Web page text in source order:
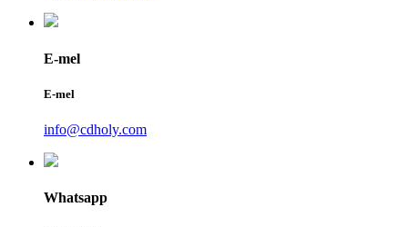
E-mel
E-mel
info@cdholy.com
Whatsapp